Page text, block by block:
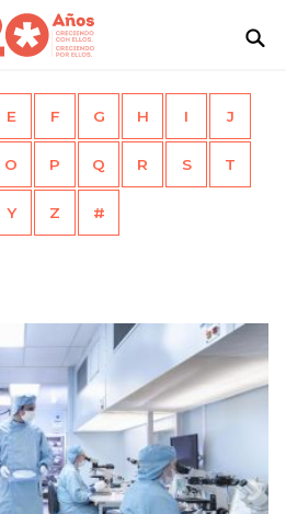
E F G H I J
O P Q R S T
Y Z #